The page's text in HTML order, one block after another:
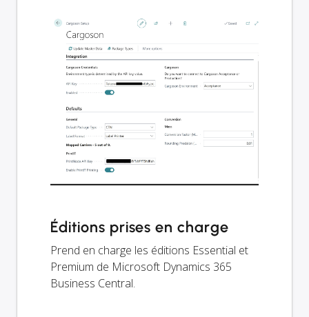
Éditions prises en charge
Prend en charge les éditions Essential et
Premium de Microsoft Dynamics 365
Business Central.